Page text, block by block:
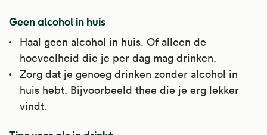
Geen alcohol in huis
Haal geen alcohol in huis. Of alleen de
hoeveelheid die je per dag mag drinken.
Zorg dat je genoeg drinken zonder alcohol in
huis hebt. Bijvoorbeeld thee die je erg lekker
vindt.